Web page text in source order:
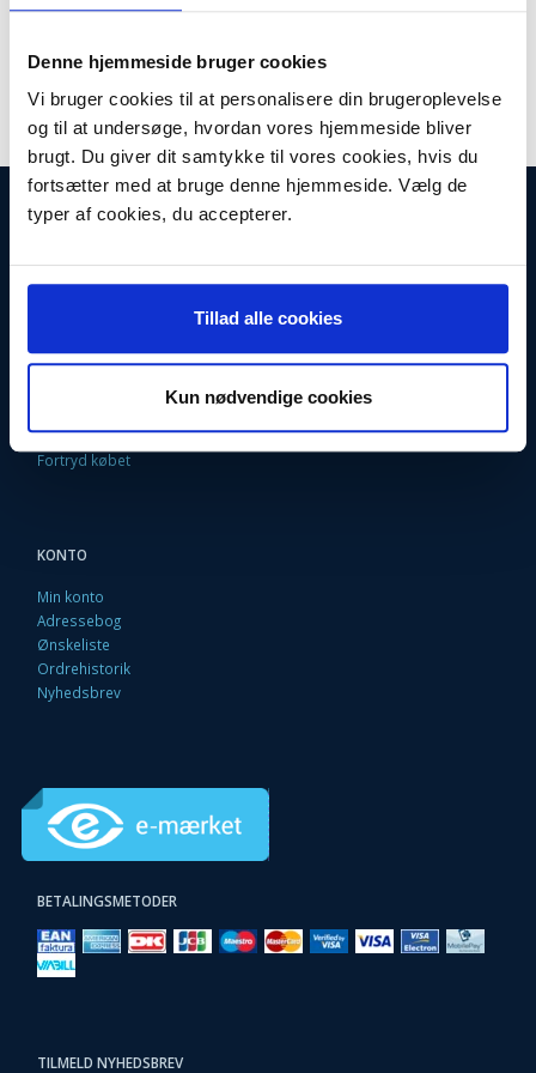
Denne hjemmeside bruger cookies
Vi bruger cookies til at personalisere din brugeroplevelse
og til at undersøge, hvordan vores hjemmeside bliver
brugt. Du giver dit samtykke til vores cookies, hvis du
fortsætter med at bruge denne hjemmeside. Vælg de
typer af cookies, du accepterer.
Tillad alle cookies
Kun nødvendige cookies
Lager: På lager
Antal LÆG I KURV
INFORMATIONER
Firma profil
Kontakt os
Loyalitetsrabat. Rabat til faste kunder
Returneringsformular
9 Gode grunde til at handle her
Fortryd købet
KONTO
Min konto
Adressebog
Ønskeliste
Ordrehistorik
Nyhedsbrev
BETALINGSMETODER
TILMELD NYHEDSBREV